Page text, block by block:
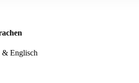
& Englisch